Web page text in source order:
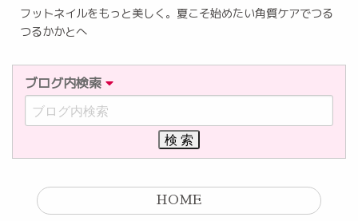
フットネイルをもっと美しく。夏こそ始めたい角質ケアでつる
つるかかとへ
ブログ内検索
HOME